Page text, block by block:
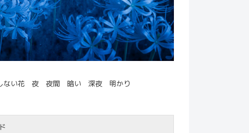
ない花 夜 夜間 暗い 深夜 明かり